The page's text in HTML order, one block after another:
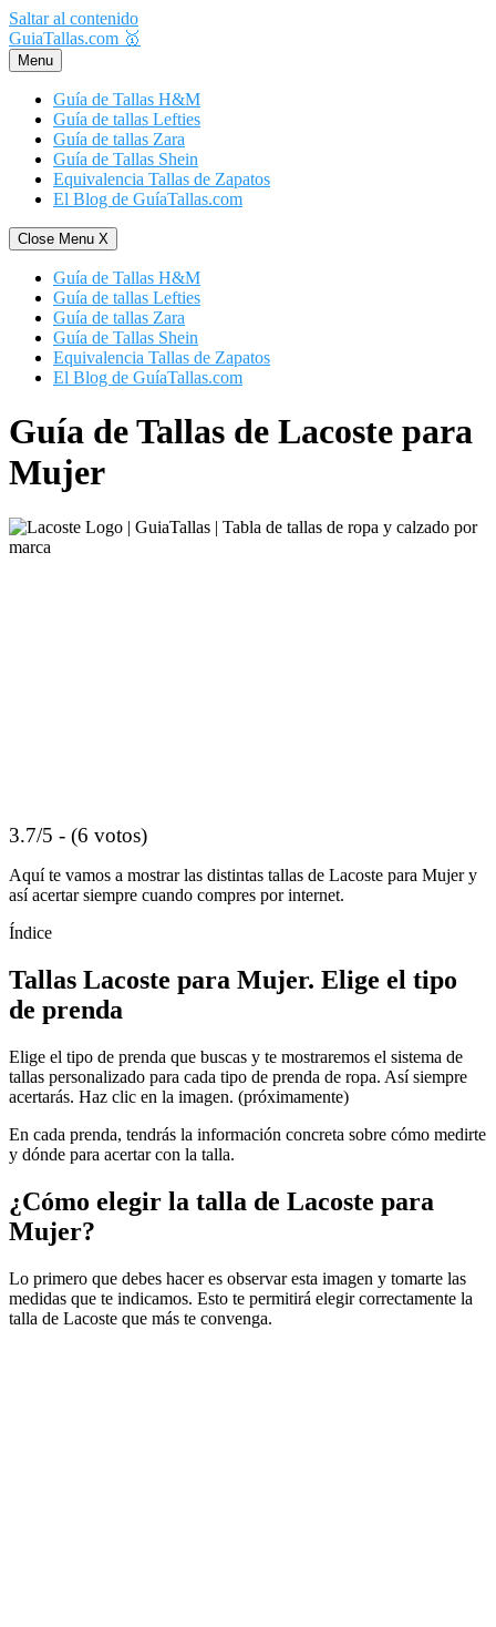
Saltar al contenido
GuiaTallas.com 🥇
Menu
Guía de Tallas H&M
Guía de tallas Lefties
Guía de tallas Zara
Guía de Tallas Shein
Equivalencia Tallas de Zapatos
El Blog de GuíaTallas.com
Close Menu X
Guía de Tallas H&M
Guía de tallas Lefties
Guía de tallas Zara
Guía de Tallas Shein
Equivalencia Tallas de Zapatos
El Blog de GuíaTallas.com
Guía de Tallas de Lacoste para
Mujer
3.7/5 - (6 votos)
Aquí te vamos a mostrar las distintas tallas de Lacoste para Mujer y
así acertar siempre cuando compres por internet.
Índice
Tallas Lacoste para Mujer. Elige el tipo
de prenda
Elige el tipo de prenda que buscas y te mostraremos el sistema de
tallas personalizado para cada tipo de prenda de ropa. Así siempre
acertarás. Haz clic en la imagen. (próximamente)
En cada prenda, tendrás la información concreta sobre cómo medirte
y dónde para acertar con la talla.
¿Cómo elegir la talla de Lacoste para
Mujer?
Lo primero que debes hacer es observar esta imagen y tomarte las
medidas que te indicamos. Esto te permitirá elegir correctamente la
talla de Lacoste que más te convenga.